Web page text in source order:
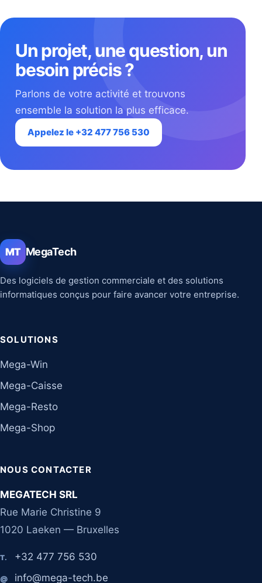
Un projet, une question, un
besoin précis ?
Parlons de votre activité et trouvons
ensemble la solution la plus efficace.
Appelez le +32 477 756 530
MT MegaTech
Des logiciels de gestion commerciale et des solutions
informatiques conçus pour faire avancer votre entreprise.
SOLUTIONS
Mega-Win
Mega-Caisse
Mega-Resto
Mega-Shop
NOUS CONTACTER
MEGATECH SRL
Rue Marie Christine 9
1020 Laeken — Bruxelles
T. +32 477 756 530
@ info@mega-tech.be